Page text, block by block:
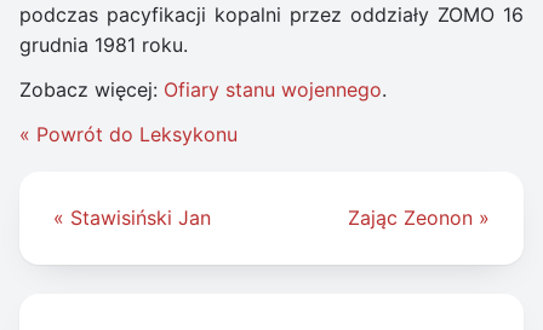
podczas pacyfikacji kopalni przez oddziały ZOMO 16
grudnia 1981 roku.
Zobacz więcej: Ofiary stanu wojennego.
« Powrót do Leksykonu
Nawigacja
« Stawisiński Jan Zając Zeonon »